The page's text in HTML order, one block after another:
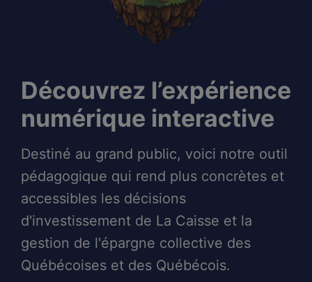
Découvrez l’expérience
numérique interactive
Destiné au grand public, voici notre outil
pédagogique qui rend plus concrètes et
accessibles les décisions
d'investissement de La Caisse et la
gestion de l'épargne collective des
Québécoises et des Québécois.